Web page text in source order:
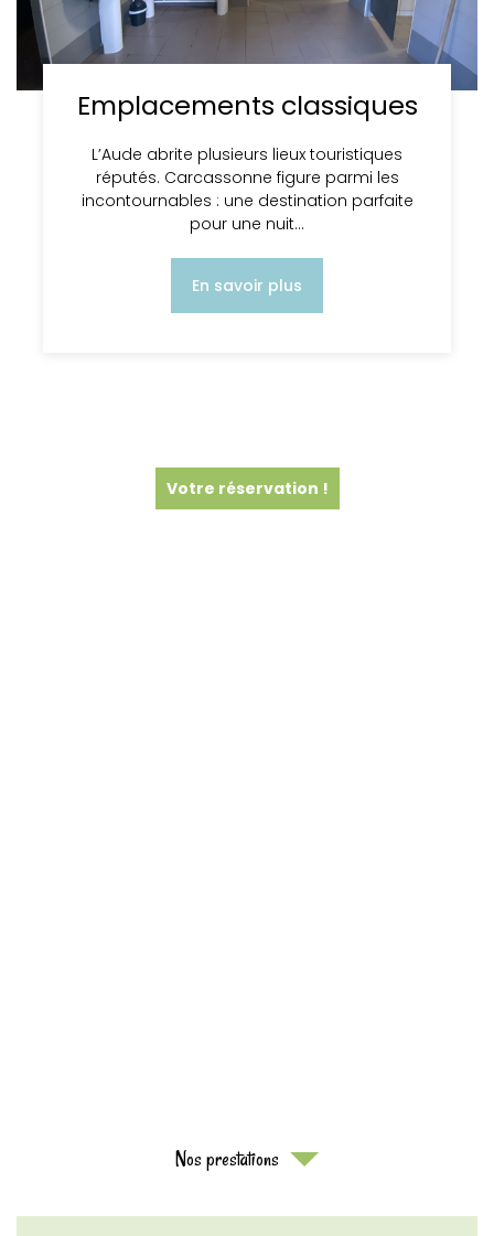
Emplacements classiques
L’Aude abrite plusieurs lieux touristiques
réputés. Carcassonne figure parmi les
incontournables : une destination parfaite
pour une nuit…
En savoir plus
Votre réservation !
Nos prestations